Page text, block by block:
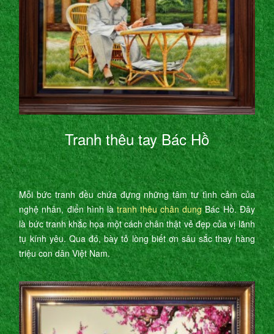
Tranh thêu tay Bác Hồ
Mỗi bức tranh đều chứa đựng những tâm tư tình cảm của
nghệ nhân, điển hình làtranh thêu chân dungBác Hồ. Đây
là bức tranh khắc họa một cách chân thật vẻ đẹp của vị lãnh
tụ kính yêu. Qua đó, bày tỏ lòng biết ơn sâu sắc thay hàng
triệu con dân Việt Nam.